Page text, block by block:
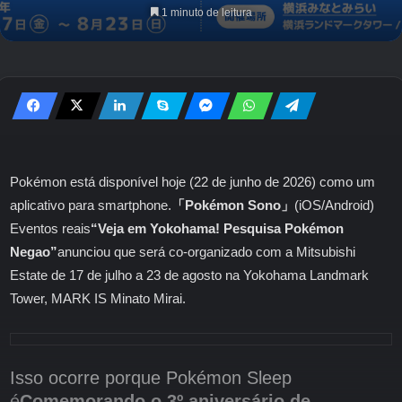
1 minuto de leitura
Pokémon está disponível hoje (22 de junho de 2026) como um
aplicativo para smartphone. 「Pokémon Sono」 (iOS/Android)
Eventos reais“Veja em Yokohama! Pesquisa Pokémon
Negao”anunciou que será co-organizado com a Mitsubishi
Estate de 17 de julho a 23 de agosto na Yokohama Landmark
Tower, MARK IS Minato Mirai.
Isso ocorre porque Pokémon Sleep